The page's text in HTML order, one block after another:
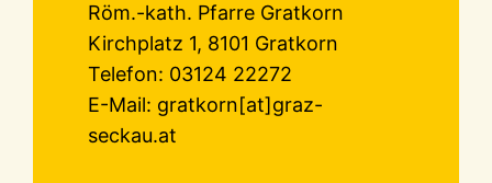
Röm.-kath. Pfarre Gratkorn
Kirchplatz 1, 8101 Gratkorn
Telefon: 03124 22272
E-Mail: gratkorn[at]graz-
seckau.at